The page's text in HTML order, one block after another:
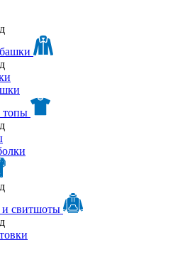
топы
и свитшоты